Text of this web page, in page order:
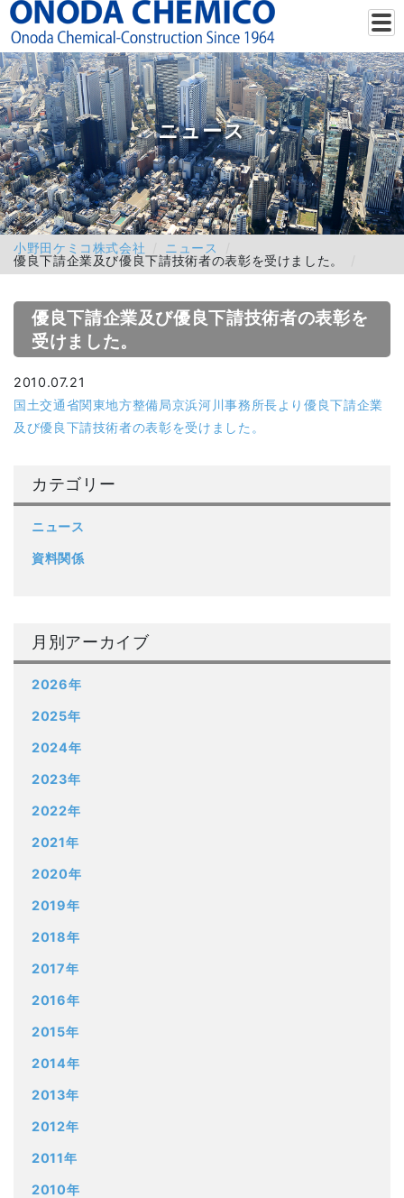
ニュース
小野田ケミコ株式会社
ニュース
優良下請企業及び優良下請技術者の表彰を受けました。
優良下請企業及び優良下請技術者の表彰を
受けました。
2010.07.21
国土交通省関東地方整備局京浜河川事務所長より優良下請企業
及び優良下請技術者の表彰を受けました。
カテゴリー
ニュース
資料関係
月別アーカイブ
2026年
2025年
2024年
2023年
2022年
2021年
2020年
2019年
2018年
2017年
2016年
2015年
2014年
2013年
2012年
2011年
2010年